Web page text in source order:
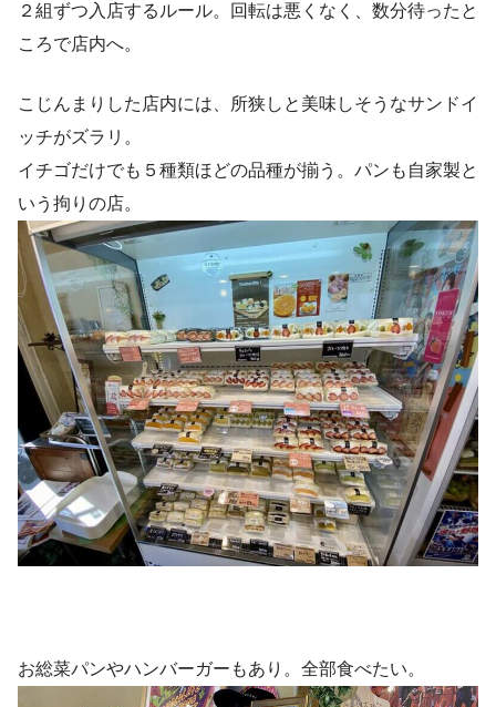
２組ずつ入店するルール。回転は悪くなく、数分待ったと
ころで店内へ。
こじんまりした店内には、所狭しと美味しそうなサンドイ
ッチがズラリ。
イチゴだけでも５種類ほどの品種が揃う。パンも自家製と
いう拘りの店。
お総菜パンやハンバーガーもあり。全部食べたい。